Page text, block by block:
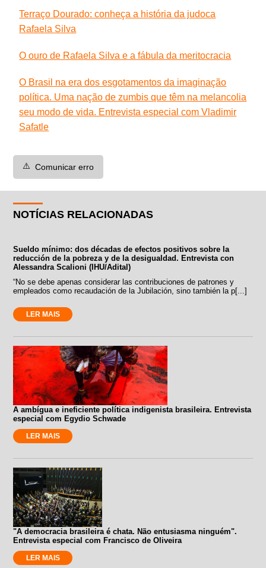
Terraço Dourado: conheça a história da judoca
Rafaela Silva
O ouro de Rafaela Silva e a fábula da meritocracia
O Brasil na era dos esgotamentos da imaginação
política. Uma nação de zumbis que têm na melancolia
seu modo de vida. Entrevista especial com Vladimir
Safatle
⚠️ Comunicar erro
NOTÍCIAS RELACIONADAS
Sueldo mínimo: dos décadas de efectos positivos sobre la
reducción de la pobreza y de la desigualdad. Entrevista con
Alessandra Scalioni (IHU/Adital)
“No se debe apenas considerar las contribuciones de patrones y
empleados como recaudación de la Jubilación, sino también la p[...]
LER MAIS
A ambígua e ineficiente política indigenista brasileira. Entrevista
especial com Egydio Schwade
LER MAIS
"A democracia brasileira é chata. Não entusiasma ninguém".
Entrevista especial com Francisco de Oliveira
LER MAIS